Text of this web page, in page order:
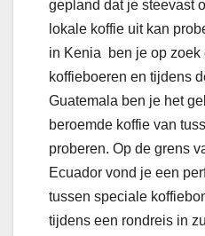
gepland dat je steevast
lokale koffie uit kan
in Kenia ben je op zoek
koffieboeren en tijdens
Guatemala ben je het
beroemde koffie van
proberen. Op de grens
Ecuador vond je een
tussen speciale
tijdens een rondreis in